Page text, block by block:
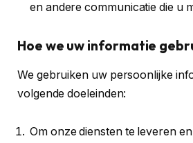
en andere communicatie die u
Hoe we uw informatie
We gebruiken uw persoonlijke
volgende doeleinden:
Om onze diensten te leveren